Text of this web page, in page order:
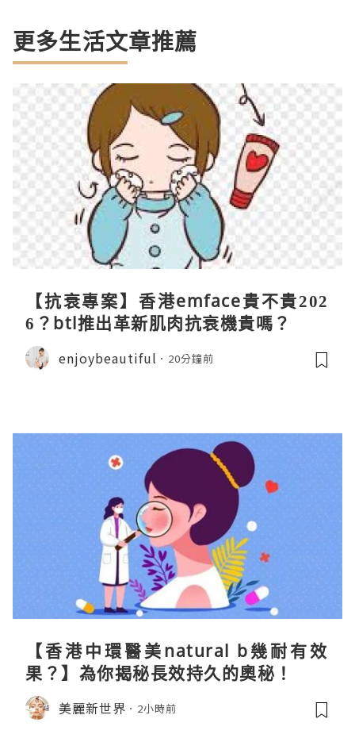
更多生活文章推薦
【抗衰專案】香港emface貴不貴202
6？btl推出革新肌肉抗衰機貴嗎？
enjoybeautiful 20分鐘前
【香港中環醫美natural b幾耐有效
果？】為你揭秘長效持久的奧秘！
美麗新世界 2小時前